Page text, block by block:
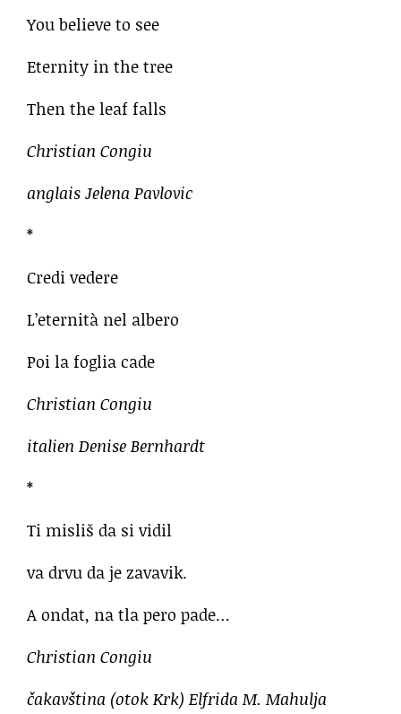
You believe to see
Eternity in the tree
Then the leaf falls
Christian Congiu
anglais Jelena Pavlovic
*
Credi vedere
L’eternità nel albero
Poi la foglia cade
Christian Congiu
italien Denise Bernhardt
*
Ti misliš da si vidil
va drvu da je zavavik.
A ondat, na tla pero pade…
Christian Congiu
čakavština (otok Krk) Elfrida M. Mahulja